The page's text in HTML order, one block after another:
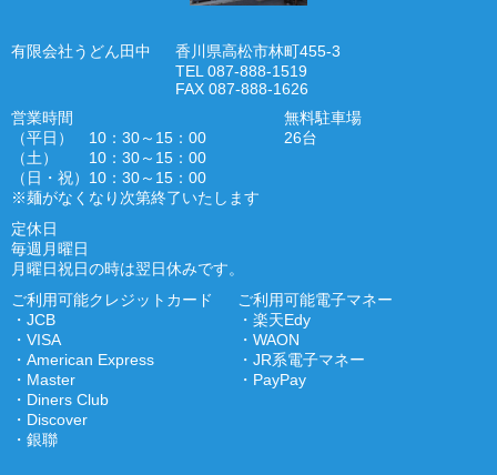
有限会社うどん田中
香川県高松市林町455-3
TEL 087-888-1519
FAX 087-888-1626
営業時間
（平日） 10：30～15：00
（土） 10：30～15：00
（日・祝）10：30～15：00
※麺がなくなり次第終了いたします
無料駐車場
26台
定休日
毎週月曜日
月曜日祝日の時は翌日休みです。
ご利用可能クレジットカード
・JCB
・VISA
・American Express
・Master
・Diners Club
・Discover
・銀聯
ご利用可能電子マネー
・楽天Edy
・WAON
・JR系電子マネー
・PayPay